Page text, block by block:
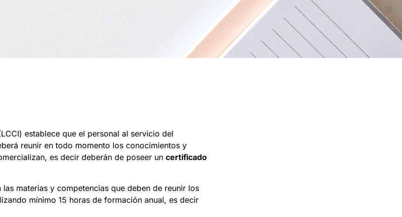
establece que el personal al servicio del
reunir en todo momento los conocimientos y
es decir deberán de poseer un certificado
materias y competencias que deben de reunir los
mínimo 15 horas de formación anual, es decir